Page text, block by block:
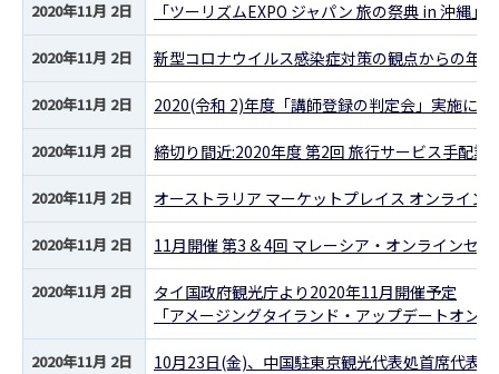
2020年11月 2日 「ツーリズムEXPO ジャパン 旅の祭典 in 沖縄
2020年11月 2日 新型コロナウイルス感染症対策の観点からの年
2020年11月 2日 2020(令和 2)年度「講師登録の判定会」実施に
2020年11月 2日 締切り間近:2020年度 第2回 旅行サービス手配業
2020年11月 2日 オーストラリア マーケットプレイス オンライン
2020年11月 2日 11月開催 第3 & 4回 マレーシア・オンラインセ
2020年11月 2日
タイ国政府観光庁より2020年11月開催予定
「アメージングタイランド・アップデートオン
2020年11月 2日 10月23日(金)、中国駐東京観光代表処首席代表